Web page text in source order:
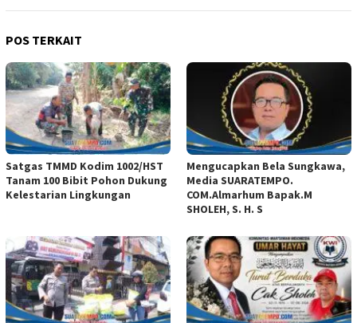
POS TERKAIT
Satgas TMMD Kodim 1002/HST
Tanam 100 Bibit Pohon Dukung
Kelestarian Lingkungan
Mengucapkan Bela Sungkawa,
Media SUARATEMPO.
COM.Almarhum Bapak.M
SHOLEH, S. H. S